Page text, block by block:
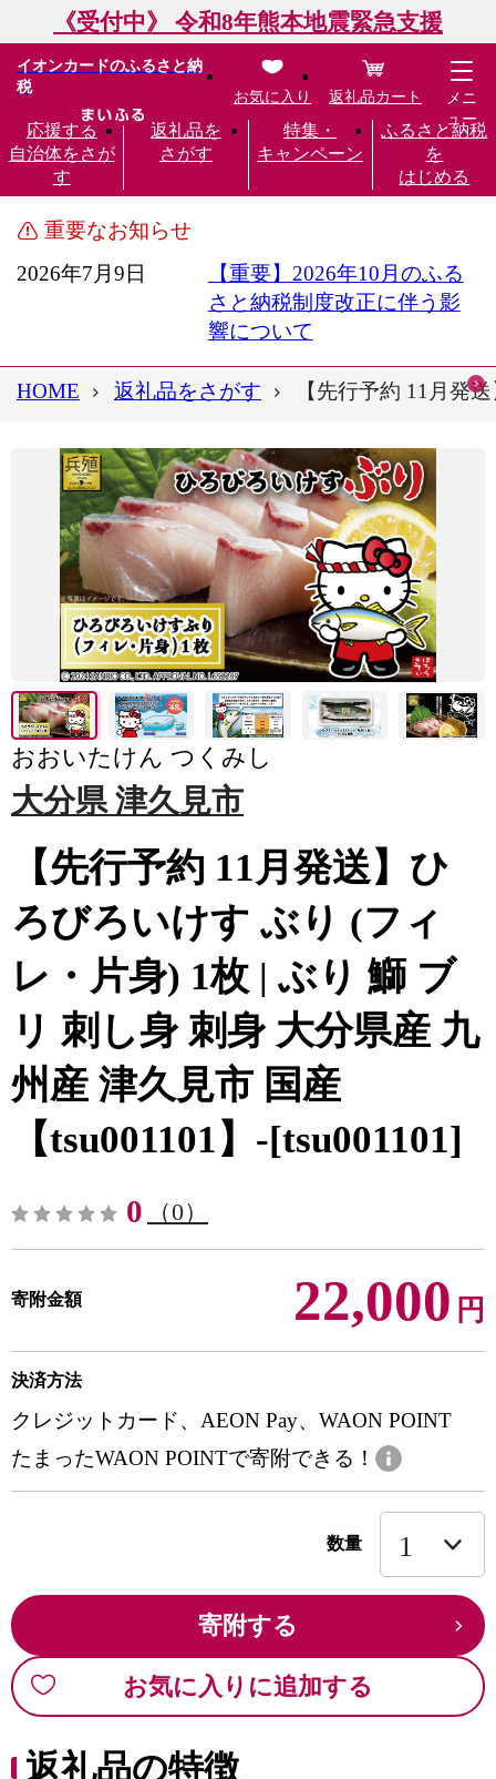
《受付中》 令和8年熊本地震緊急支援
イオンカードのふるさと納
税
応援する
自治体をさが
す
返礼品を
さがす
特集・
キャンペーン
ふるさと納税
を
はじめる
お気に入り 返礼品カート
メニ
ュー
重要なお知らせ
2026年7月9日
【重要】2026年10月のふる
さと納税制度改正に伴う影
響について
HOME 返礼品をさがす 【先行予約 11月発
おおいたけん つくみし
大分県 津久見市
【先行予約 11月発送】ひ
ろびろいけす ぶり (フィ
レ・片身) 1枚 | ぶり 鰤 ブ
リ 刺し身 刺身 大分県産 九
州産 津久見市 国産
【tsu001101】-[tsu001101]
0 （0）
寄附金額 22,000 円
決済方法
クレジットカード、AEON Pay、WAON POINT
たまったWAON POINTで寄附できる！
数量
寄附する
お気に入りに追加する
返礼品の特徴